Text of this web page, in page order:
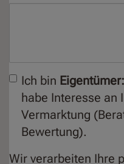
Ich bin
habe Interesse an
Vermarktung
Bewertung).
Wir verarbeiten Ihre